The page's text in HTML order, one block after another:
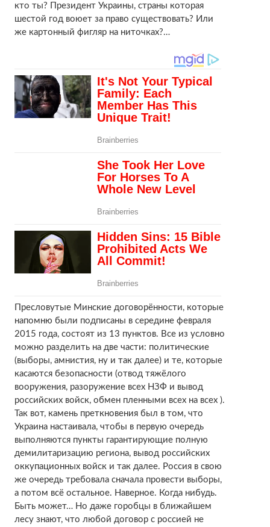
кто ты? Президент Украины, страны которая
шестой год воюет за право существовать? Или
же картонный фигляр на ниточках?…
Пресловутые Минские договорённости, которые
напомню были подписаны в середине февраля
2015 года, состоят из 13 пунктов. Все из условно
можно разделить на две части: политические
(выборы, амнистия, ну и так далее) и те, которые
касаются безопасности (отвод тяжёлого
вооружения, разоружение всех НЗФ и вывод
российских войск, обмен пленными всех на всех ).
Так вот, камень преткновения был в том, что
Украина настаивала, чтобы в первую очередь
выполняются пункты гарантирующие полную
демилитаризацию региона, вывод российских
оккупационных войск и так далее. Россия в свою
же очередь требовала сначала провести выборы,
а потом всё остальное. Наверное. Когда нибудь.
Быть может… Но даже горобцы в ближайшем
лесу знают, что любой договор с россией не